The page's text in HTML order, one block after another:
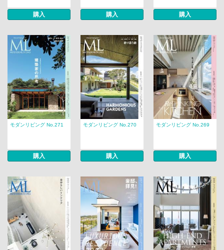
購入 購入 購入
モダンリビング No.271
購入
モダンリビング No.270
購入
モダンリビング No.269
購入